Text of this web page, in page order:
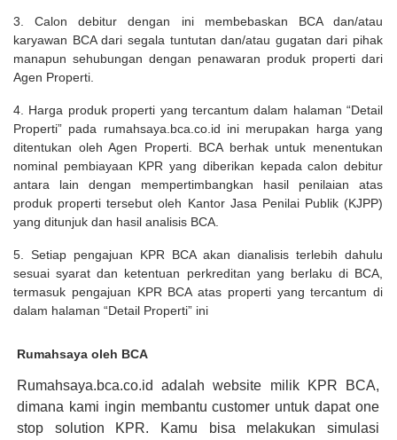
3. Calon debitur dengan ini membebaskan BCA dan/atau
karyawan BCA dari segala tuntutan dan/atau gugatan dari pihak
manapun sehubungan dengan penawaran produk properti dari
Agen Properti.
4. Harga produk properti yang tercantum dalam halaman “Detail
Properti” pada rumahsaya.bca.co.id ini merupakan harga yang
ditentukan oleh Agen Properti. BCA berhak untuk menentukan
nominal pembiayaan KPR yang diberikan kepada calon debitur
antara lain dengan mempertimbangkan hasil penilaian atas
produk properti tersebut oleh Kantor Jasa Penilai Publik (KJPP)
yang ditunjuk dan hasil analisis BCA.
5. Setiap pengajuan KPR BCA akan dianalisis terlebih dahulu
sesuai syarat dan ketentuan perkreditan yang berlaku di BCA,
termasuk pengajuan KPR BCA atas properti yang tercantum di
dalam halaman “Detail Properti” ini
Rumahsaya oleh BCA
Rumahsaya.bca.co.id adalah website milik KPR BCA,
dimana kami ingin membantu customer untuk dapat one
stop solution KPR. Kamu bisa melakukan simulasi